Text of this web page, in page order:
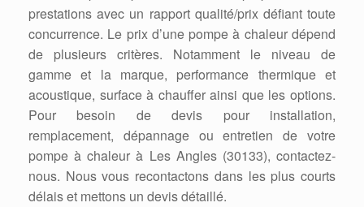
prestations avec un rapport qualité/prix défiant toute
concurrence. Le prix d’une pompe à chaleur dépend
de plusieurs critères. Notamment le niveau de
gamme et la marque, performance thermique et
acoustique, surface à chauffer ainsi que les options.
Pour besoin de devis pour installation,
remplacement, dépannage ou entretien de votre
pompe à chaleur à Les Angles (30133), contactez-
nous. Nous vous recontactons dans les plus courts
délais et mettons un devis détaillé.